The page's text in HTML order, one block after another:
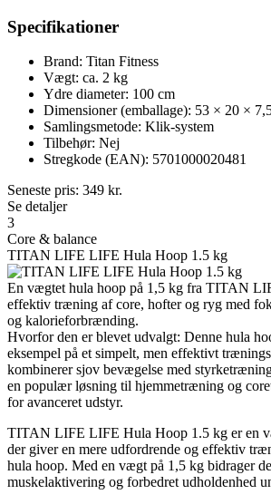
Specifikationer
Brand: Titan Fitness
Vægt: ca. 2 kg
Ydre diameter: 100 cm
Dimensioner (emballage): 53 × 20 ×
Samlingsmetode: Klik-system
Tilbehør: Nej
Stregkode (EAN): 5701000020481
Seneste pris: 349 kr.
Se detaljer
3
Core & balance
TITAN LIFE LIFE Hula Hoop 1.5 kg
En vægtet hula hoop på 1,5 kg fra TITAN
effektiv træning af core, hofter og ryg med
og kalorieforbrænding.
Hvorfor den er blevet udvalgt: Denne hula
eksempel på et simpelt, men effektivt
kombinerer sjov bevægelse med
en populær løsning til hjemmetræning og
for avanceret udstyr.
TITAN LIFE LIFE Hula Hoop 1.5 kg er en
der giver en mere udfordrende og effektiv
hula hoop. Med en vægt på 1,5 kg bidrager
muskelaktivering og forbedret udholdenhed